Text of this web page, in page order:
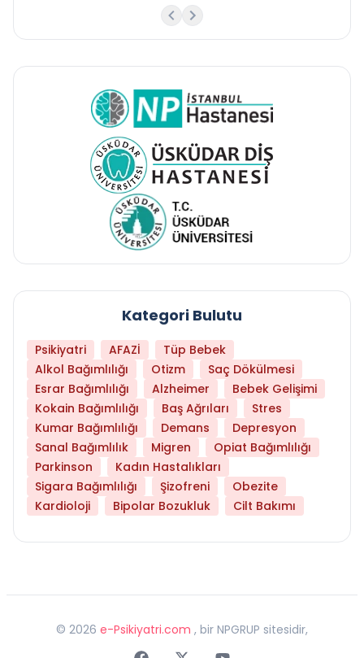
Kategori Bulutu
Psikiyatri AFAZİ
Tüp Bebek
Alkol Bağımlılığı
Otizm
Saç Dökülmesi
Esrar Bağımlılığı
Alzheimer
Bebek Gelişimi
Kokain Bağımlılığı
Baş Ağrıları
Stres
Kumar Bağımlılığı
Demans
Depresyon
Sanal Bağımlılık
Migren
Opiat Bağımlılığı
Parkinson
Kadın Hastalıkları
Sigara Bağımlılığı
Şizofreni
Obezite
Kardioloji
Bipolar Bozukluk Cilt Bakımı
© 2026 e-Psikiyatri.com , bir NPGRUP sitesidir,